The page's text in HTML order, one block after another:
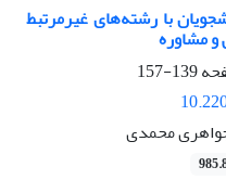
با رشته‌های غیرمرتبط
مشاوره
139-157
محمدی